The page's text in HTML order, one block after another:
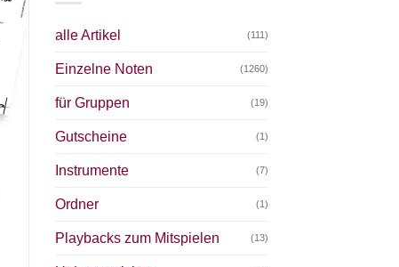
alle Artikel (111)
Einzelne Noten (1260)
für Gruppen (19)
Gutscheine (1)
Instrumente (7)
Ordner (1)
Playbacks zum Mitspielen (13)